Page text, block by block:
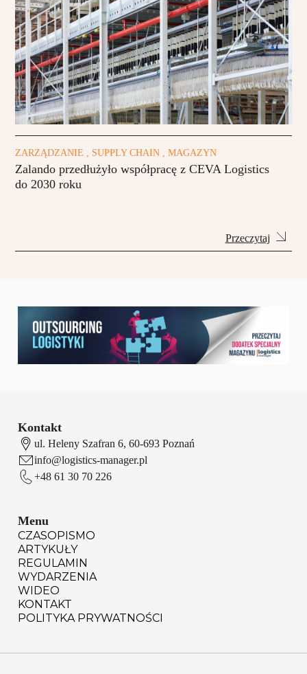
ZARZĄDZANIE , SUPPLY CHAIN , MAGAZYN
Zalando przedłużyło współpracę z CEVA Logistics
do 2030 roku
Przeczytaj
Kontakt
ul. Heleny Szafran 6, 60-693 Poznań
info@logistics-manager.pl
+48 61 30 70 226
Menu
CZASOPISMO
ARTYKUŁY
REGULAMIN
WYDARZENIA
WIDEO
KONTAKT
POLITYKA PRYWATNOŚCI